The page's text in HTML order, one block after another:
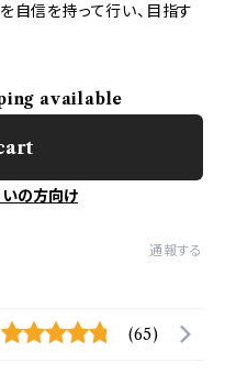
自信を持って行い、目指す
available
の方向け
通報する
(65)